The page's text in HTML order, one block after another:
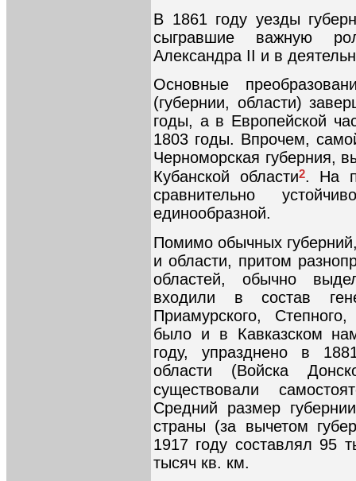
В 1861 году уезды
сыгравшие важную
Александра II и в
Основные
(губернии, области)
годы, а в Европейской
1803 годы. Впрочем,
Черноморская губерния,
Кубанской области2. На
сравнительно
единообразной.
Помимо обычных
и области, притом
областей, обычно
входили в состав
Приамурского,
было и в Кавказском
году, упразднено в
области (Войска
существовали
Средний размер
страны (за вычетом
1917 году составлял 95
тысяч кв. км.